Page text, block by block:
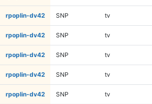
rpoplin-dv42 SNP tv
rpoplin-dv42 SNP tv
rpoplin-dv42 SNP tv
rpoplin-dv42 SNP tv
rpoplin-dv42 SNP tv